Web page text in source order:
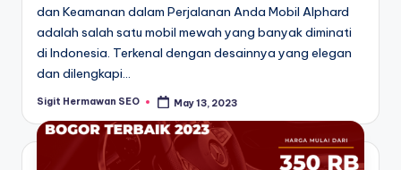
dan Keamanan dalam Perjalanan Anda Mobil Alphard
adalah salah satu mobil mewah yang banyak diminati
di Indonesia. Terkenal dengan desainnya yang elegan
dan dilengkapi…
Posted
Sigit Hermawan SEO May 13, 2023